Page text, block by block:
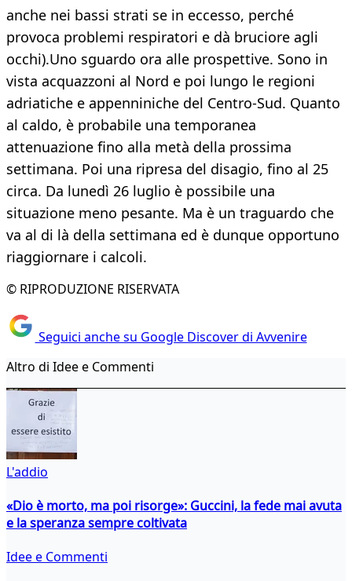
anche nei bassi strati se in eccesso, perché
provoca problemi respiratori e dà bruciore agli
occhi).Uno sguardo ora alle prospettive. Sono in
vista acquazzoni al Nord e poi lungo le regioni
adriatiche e appenniniche del Centro-Sud. Quanto
al caldo, è probabile una temporanea
attenuazione fino alla metà della prossima
settimana. Poi una ripresa del disagio, fino al 25
circa. Da lunedì 26 luglio è possibile una
situazione meno pesante. Ma è un traguardo che
va al di là della settimana ed è dunque opportuno
riaggiornare i calcoli.
© RIPRODUZIONE RISERVATA
Seguici anche su Google Discover di Avvenire
Altro di Idee e Commenti
L'addio
«Dio è morto, ma poi risorge»: Guccini, la fede mai avuta
e la speranza sempre coltivata
Idee e Commenti